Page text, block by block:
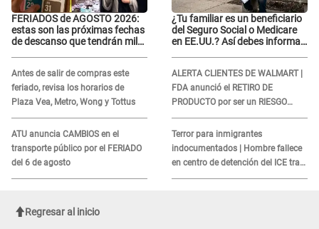
FERIADOS de AGOSTO 2026:
estas son las próximas fechas
de descanso que tendrán miles
Antes de salir de compras este
feriado, revisa los horarios de
Plaza Vea, Metro, Wong y Tottus
ATU anuncia CAMBIOS en el
transporte público por el FERIADO
del 6 de agosto
¿Tu familiar es un beneficiario
del Seguro Social o Medicare
en EE.UU.? Así debes informar
ALERTA CLIENTES DE WALMART |
FDA anunció el RETIRO DE
PRODUCTO por ser un RIESGO
MORTAL para consumidores: ¿Cuál
es?
Terror para inmigrantes
indocumentados | Hombre fallece
en centro de detención del ICE tras
sufrir una "emergencia médica"
Regresar al inicio